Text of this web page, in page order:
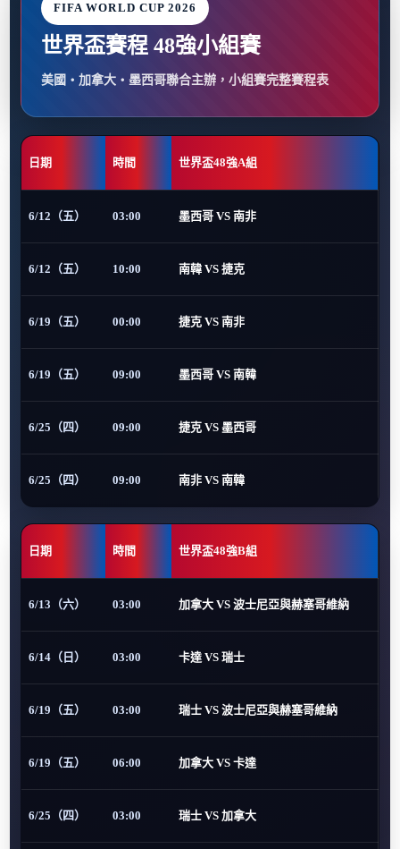
FIFA WORLD CUP 2026
世界盃賽程 48強小組賽
美國・加拿大・墨西哥聯合主辦，小組賽完整賽程表
日期 時間 世界盃48強A組
6/12（五） 03:00 墨西哥 VS 南非
6/12（五） 10:00 南韓 VS 捷克
6/19（五） 00:00 捷克 VS 南非
6/19（五） 09:00 墨西哥 VS 南韓
6/25（四） 09:00 捷克 VS 墨西哥
6/25（四） 09:00 南非 VS 南韓
日期 時間 世界盃48強B組
6/13（六） 03:00 加拿大 VS 波士尼亞與赫塞哥維納
6/14（日） 03:00 卡達 VS 瑞士
6/19（五） 03:00 瑞士 VS 波士尼亞與赫塞哥維納
6/19（五） 06:00 加拿大 VS 卡達
6/25（四） 03:00 瑞士 VS 加拿大